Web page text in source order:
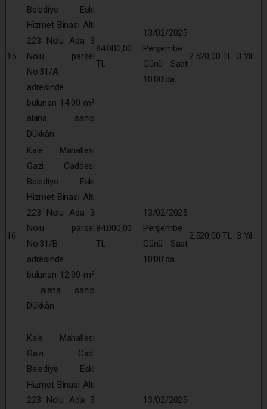
15
Belediye Eski
Hizmet Binası Altı
223 Nolu Ada 3
Nolu parsel
No:31/A
adresinde
bulunan 14.00 m²
alana sahip
Dükkân
84.000,00
TL
13/02/2025
Perşembe
Günü Saat
10:00’da
2.520,00 TL 3 Yıl
16
Kale Mahallesi
Gazi Caddesi
Belediye Eski
Hizmet Binası Altı
223 Nolu Ada 3
Nolu parsel
No:31/B
adresinde
bulunan 12,90 m²
alana sahip
Dükkân
84.000,00
TL
13/02/2025
Perşembe
Günü Saat
10:00’da
2.520,00 TL 3 Yıl
Kale Mahallesi
Gazi Cad.
Belediye Eski
Hizmet Binası Altı
223 Nolu Ada 3
13/02/2025